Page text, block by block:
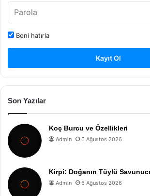
Beni hatırla
Kayıt Ol
Son Yazılar
Koç Burcu ve Özellikleri
Admin 6 Ağustos 2026
Kirpi: Doğanın Tüylü
Admin 6 Ağustos 2026